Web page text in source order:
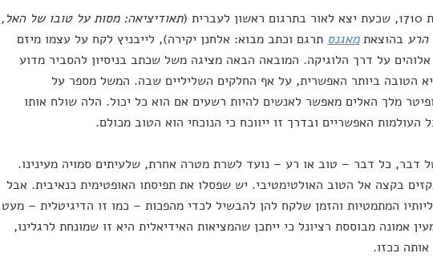
(
תאודיציאה: מסות על טובו של האל,
הרע בהוצאתמאגנס תרגם וכתב מבוא: אלחנן יקירה), לייבניץ לקח על עצמו מיזם
אלוהים על דרך הלוגיקה. המובאה הבאה מציגה משל שכתב בניסיון להסביר מדוע
הטובה ביותר האפשרית, על אף החלקים השליליים שבה. המשל מספר על
מלך האלים מאפשר לאנשים להיות רשעים אם הוא כל יכול. הלה שולח אותו
האפשריים ובדרך זו ייווכח כי הנוכחי הוא הטוב מכולם.
של דבר, כל דבר – טוב או רע – נועד לשרת מטרה אחרת, שלעיתים סמויה מעינינו.
בקצה אל הטוב האולטימטיבי. יש שפסלו את תפיסתו האופטימית כנאיבית. אבל
המתמטיות והזמן שלקח להן להבשיל לכדי מהפכות – כמו זו הדיגיטלית – מעט
אמונה מבוססת רציונל כי ייתכן שהמציאות האידיאלית היא זו שמונחת לרגלינו,
ככזו.